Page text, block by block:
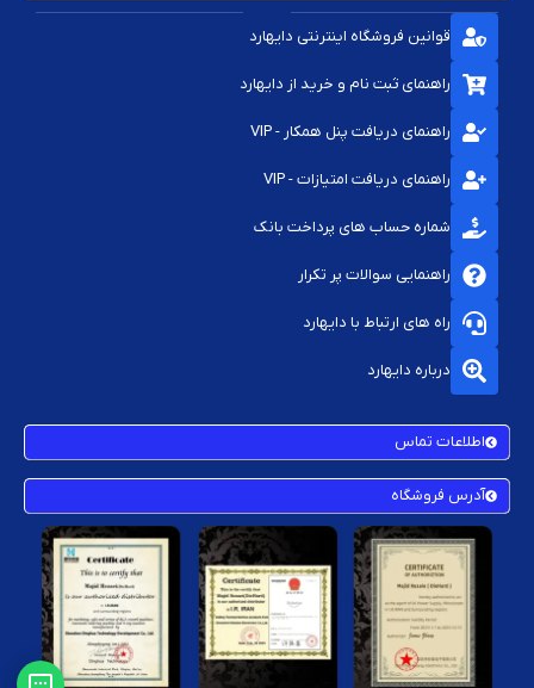
کنترلرها و دسته‌ها:در برخی مدل‌ها برای چیپ‌های داخلی استفاده می‌شود
راهنمای استفاده از خمیر حرارتی
سطح چیپ را کاملاً تمیز و خشک کنید
مقدار کمی از خمیر (حدود یک دانه برنج) را در مرکز چیپ قرار دهید
با کاردک یا فشار هیت‌سینک، خمیر را یکنواخت پخش کنید
پد حرارتی را دقیقاً بین چیپ و هیت‌سینک قرار دهید (در صورت استفاده از
پد)
مزایای خرید از فروشگاه دایهارد
ارائه برندهای باکیفیت و تست‌شده در تعمیر کنسول
قیمت‌های مناسب برای تعمیرکاران حرفه‌ای
تنوع ضخامت و نوع خمیر یا پد متناسب با کاربرد
مشاوره رایگان برای انتخاب محصول متناسب با نیاز
ارسال سریع و تضمینی به سراسر کشور
سوالات متداول (FAQs)
خمیر سیلیکونی چند وقت یک‌بار باید تعویض شود؟
بسته به استفاده، دما و
مدل کنسول، معمولاً هر ۱۲ تا ۱۸ ماه یک‌بار.
تفاوت خمیر و پد حرارتی در چیست؟خمیر مناسب سطوح صاف و چیپ‌های
اصلی است؛ پد حرارتی برای VRM و سطوح غیریکپارچه مناسب‌تر است.
قوانین فروشگاه اینترنتی دایهارد
راهنمای ثبت نام و خرید از دایهارد
راهنمای دریافت پنل همکار - VIP
راهنمای دریافت امتیازات - VIP
شماره حساب های پرداخت بانک
راهنمایی سوالات پر تکرار
راه های ارتباط با دایهارد
درباره دایهارد
اطلاعات تماس
آدرس فروشگاه